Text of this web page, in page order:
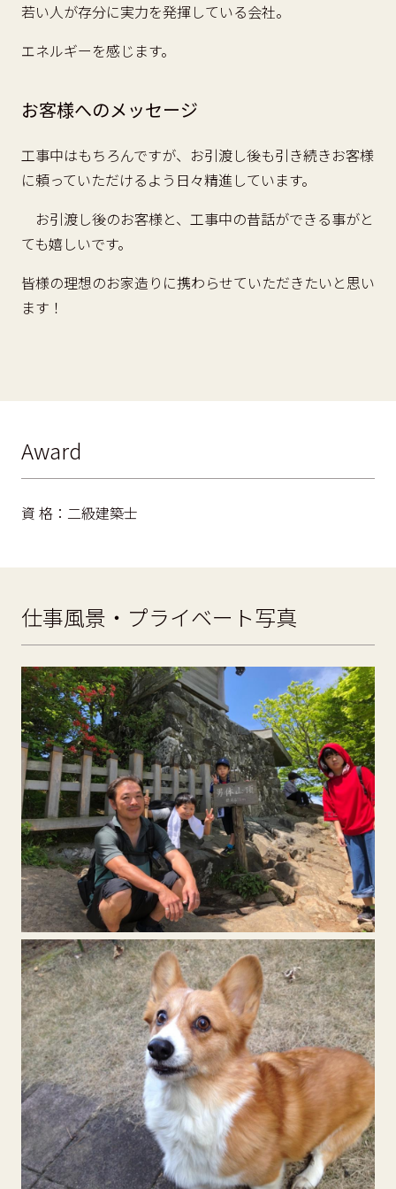
若い人が存分に実力を発揮している会社。
エネルギーを感じます。
お客様へのメッセージ
工事中はもちろんですが、お引渡し後も引き続きお客様
に頼っていただけるよう日々精進しています。
お引渡し後のお客様と、工事中の昔話ができる事がと
ても嬉しいです。
皆様の理想のお家造りに携わらせていただきたいと思い
ます！
Award
資 格：二級建築士
仕事風景・プライベート写真